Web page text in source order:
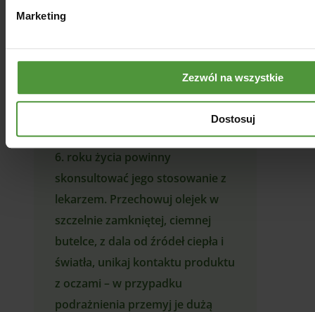
Marketing
Zezwól na wszystkie
Dostosuj
ani wewnętrznie, a przed
pierwszym użyciem warto
wykonać próbę uczuleniową na
małym fragmencie skóry. Kobiety
w ciąży, karmiące i dzieci poniżej
6. roku życia powinny
skonsultować jego stosowanie z
lekarzem. Przechowuj olejek w
szczelnie zamkniętej, ciemnej
butelce, z dala od źródeł ciepła i
światła, unikaj kontaktu produktu
z oczami – w przypadku
podrażnienia przemyj je dużą